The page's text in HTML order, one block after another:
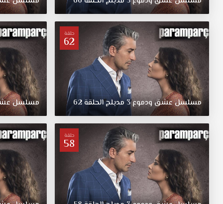
عشق
مدبلج
الحلقة
عشق
بل
الميراث
الذي
إنتظر
واستمر
لها
مسلسل
عشق
ودموع
حلقة
62
مسلسلعشقودموع3 مدبلجالحلقة62 مسلسل
حلقة
58